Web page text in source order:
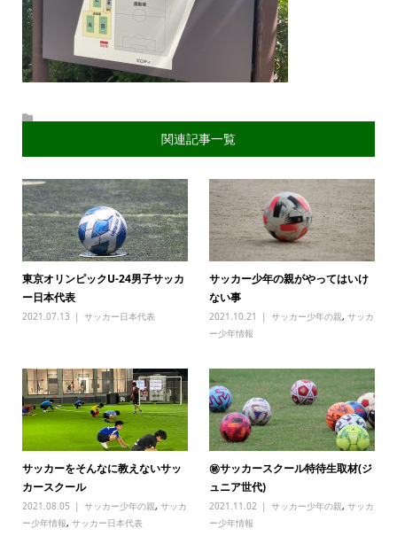
関連記事一覧
東京オリンピックU-24男子サッカ
ー日本代表
2021.07.13 サッカー日本代表
サッカー少年の親がやってはいけ
ない事
2021.10.21 サッカー少年の親,サッカ
ー少年情報
サッカーをそんなに教えないサッ
カースクール
2021.08.05 サッカー少年の親, サッカ
ー少年情報, サッカー日本代表
㊙サッカースクール特待生取材(ジ
ュニア世代)
2021.11.02 サッカー少年の親,サッカ
ー少年情報